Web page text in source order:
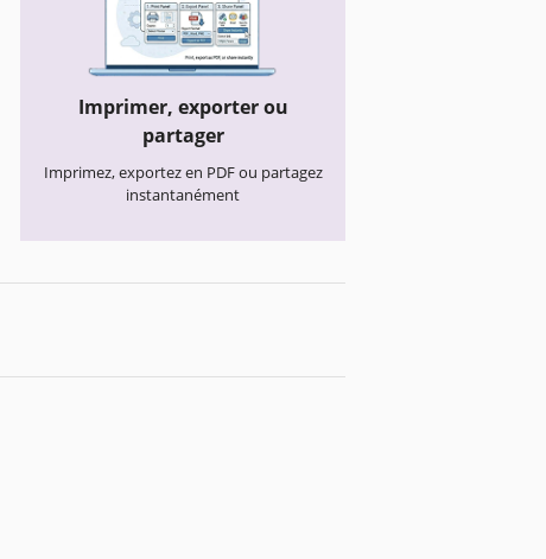
Imprimer, exporter ou
partager
Imprimez, exportez en PDF ou partagez
instantanément